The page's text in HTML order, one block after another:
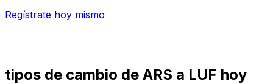
Regístrate hoy mismo
tipos de cambio de ARS a LUF hoy